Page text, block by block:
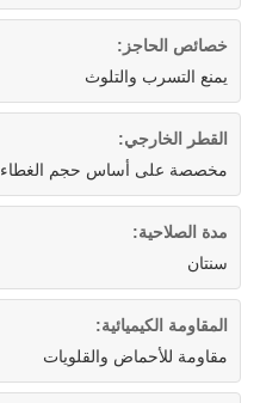
خصائص الحاجز:
يمنع التسرب والتلوث
القطر الخارجي:
مخصصة على أساس حجم الغطاء
مدة الصلاحية:
سنتان
المقاومة الكيميائية:
مقاومة للأحماض والقلويات